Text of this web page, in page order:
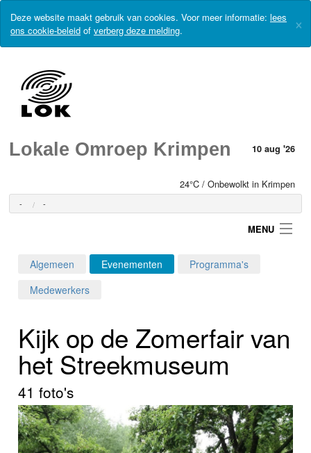
Deze website maakt gebruik van cookies. Voor meer informatie: lees
ons cookie-beleid of verberg deze melding. ×
Lokale Omroep Krimpen 10 aug '26
24°C / Onbewolkt in Krimpen
- -
MENU
Programma's
Foto's
Video
Algemeen Evenementen
Programma's
Medewerkers
Kijk op de Zomerfair van
het Streekmuseum
41 foto's